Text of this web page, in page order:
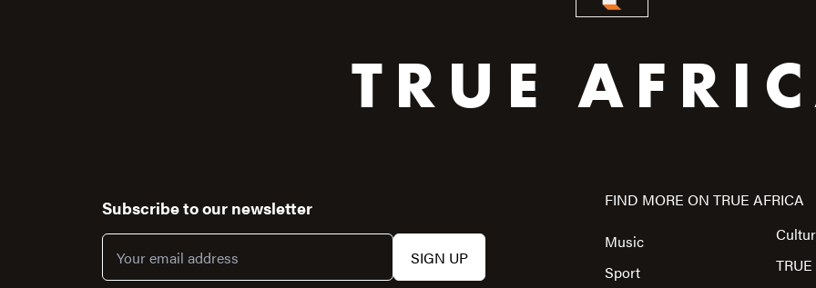
TRUE
Subscribe to our newsletter
FIND MORE ON TRUE AFRICA
Music
Sport